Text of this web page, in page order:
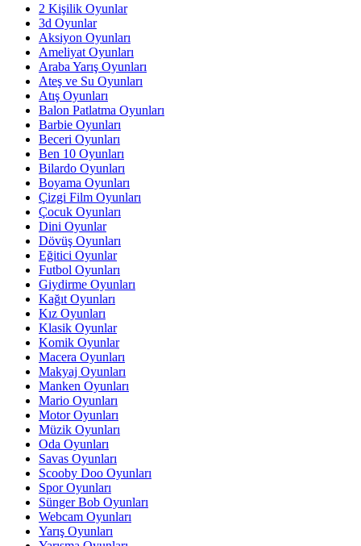
2 Kişilik Oyunlar
3d Oyunlar
Aksiyon Oyunları
Ameliyat Oyunları
Araba Yarış Oyunları
Ateş ve Su Oyunları
Atış Oyunları
Balon Patlatma Oyunları
Barbie Oyunları
Beceri Oyunları
Ben 10 Oyunları
Bilardo Oyunları
Boyama Oyunları
Çizgi Film Oyunları
Çocuk Oyunları
Dini Oyunlar
Dövüş Oyunları
Eğitici Oyunlar
Futbol Oyunları
Giydirme Oyunları
Kağıt Oyunları
Kız Oyunları
Klasik Oyunlar
Komik Oyunlar
Macera Oyunları
Makyaj Oyunları
Manken Oyunları
Mario Oyunları
Motor Oyunları
Müzik Oyunları
Oda Oyunları
Savas Oyunları
Scooby Doo Oyunları
Spor Oyunları
Sünger Bob Oyunları
Webcam Oyunları
Yarış Oyunları